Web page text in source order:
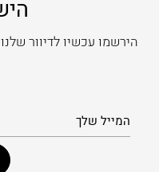
הירשמו עכשיו לדיוור שלנו וקבלו